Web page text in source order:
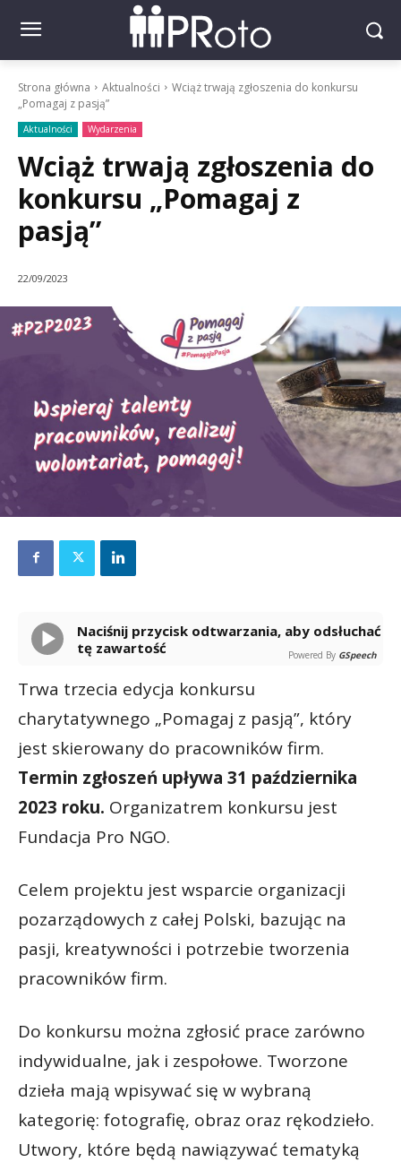
Strona główna Aktualności
Wciąż trwają zgłoszenia do konkursu
„Pomagaj z pasją”
Aktualności Wydarzenia
Wciąż trwają zgłoszenia do
konkursu „Pomagaj z
pasją”
22/09/2023
Naciśnij przycisk odtwarzania, aby odsłuchać
tę zawartość
Powered By GSpeech
Trwa trzecia edycja konkursu
charytatywnego „Pomagaj z pasją”, który
jest skierowany do pracowników firm.
Termin zgłoszeń upływa 31 października
2023 roku. Organizatrem konkursu jest
Fundacja Pro NGO.
Celem projektu jest wsparcie organizacji
pozarządowych z całej Polski, bazując na
pasji, kreatywności i potrzebie tworzenia
pracowników firm.
Do konkursu można zgłosić prace zarówno
indywidualne, jak i zespołowe. Tworzone
dzieła mają wpisywać się w wybraną
kategorię: fotografię, obraz oraz rękodzieło.
Utwory, które będą nawiązywać tematyką